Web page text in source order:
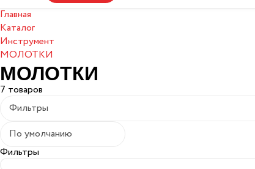
Главная
Каталог
Инструмент
МОЛОТКИ
МОЛОТКИ
7 товаров
Фильтры
По умолчанию
Фильтры